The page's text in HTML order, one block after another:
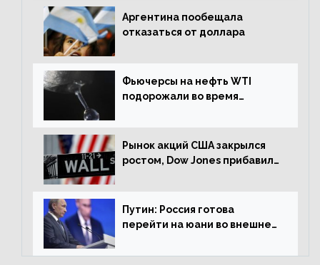
Аргентина пообещала
отказаться от доллара
Фьючерсы на нефть WTI
подорожали во время
Рынок акций США закрылся
ростом, Dow Jones прибавил
Путин: Россия готова
перейти на юани во внешней